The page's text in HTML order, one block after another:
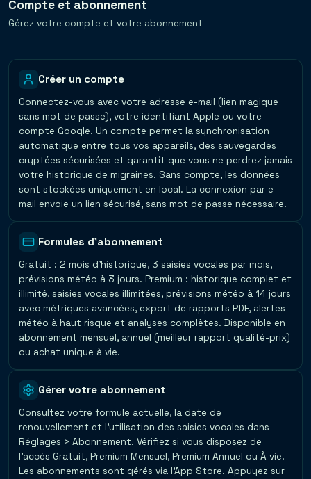
Compte et abonnement
Gérez votre compte et votre abonnement
Créer un compte
Connectez-vous avec votre adresse e-mail (lien magique
sans mot de passe), votre identifiant Apple ou votre
compte Google. Un compte permet la synchronisation
automatique entre tous vos appareils, des sauvegardes
cryptées sécurisées et garantit que vous ne perdrez jamais
votre historique de migraines. Sans compte, les données
sont stockées uniquement en local. La connexion par e-
mail envoie un lien sécurisé, sans mot de passe nécessaire.
Formules d'abonnement
Gratuit : 2 mois d'historique, 3 saisies vocales par mois,
prévisions météo à 3 jours. Premium : historique complet et
illimité, saisies vocales illimitées, prévisions météo à 14 jours
avec métriques avancées, export de rapports PDF, alertes
météo à haut risque et analyses complètes. Disponible en
abonnement mensuel, annuel (meilleur rapport qualité-prix)
ou achat unique à vie.
Gérer votre abonnement
Consultez votre formule actuelle, la date de
renouvellement et l'utilisation des saisies vocales dans
Réglages > Abonnement. Vérifiez si vous disposez de
l'accès Gratuit, Premium Mensuel, Premium Annuel ou À vie.
Les abonnements sont gérés via l'App Store. Appuyez sur